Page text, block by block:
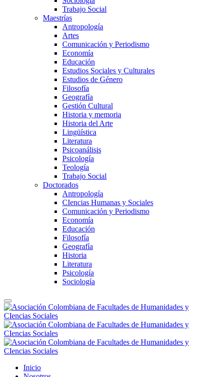
Trabajo Social
Maestrías
Antropología
Artes
Comunicación y Periodismo
Economía
Educación
Estudios Sociales y Culturales
Estudios de Género
Filosofía
Geografía
Gestión Cultural
Historia y memoria
Historia del Arte
Lingüística
Literatura
Psicoanálisis
Psicología
Teología
Trabajo Social
Doctorados
Antropología
CIencias Humanas y Sociales
Comunicación y Periodismo
Economía
Educación
Filosofía
Geografía
Historia
Literatura
Psicología
Sociología
Inicio